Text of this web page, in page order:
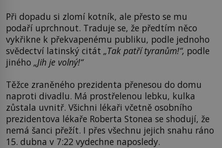
Při dopadu si zlomí kotník, ale přesto se mu
podaří uprchnout. Traduje se, že předtím něco
vykřikne k překvapenému publiku, podle jednoho
svědectví latinský citát „Tak patří tyranům!“, podle
jiného „Jih je volný!“
Těžce zraněného prezidenta přenesou do domu
naproti divadlu. Má prostřelenou lebku, kulka
zůstala uvnitř. Všichni lékaři včetně osobního
prezidentova lékaře Roberta Stonea se shodují, že
nemá šanci přežít. I přes všechnu jejich snahu ráno
15. dubna v 7:22 vydechne naposledy.